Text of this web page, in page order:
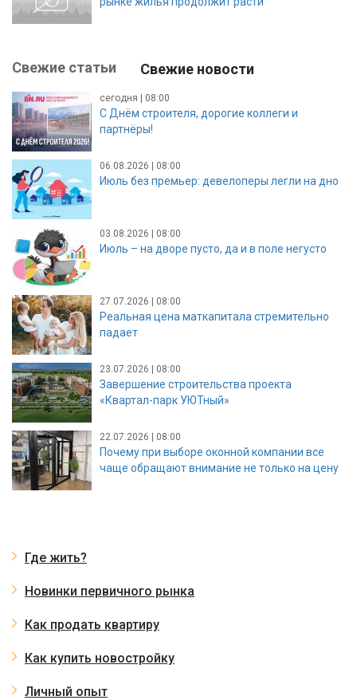
Свежие статьи Свежие новости
сегодня | 08:00
С Днём строителя, дорогие коллеги и
партнёры!
06.08.2026 | 08:00
Июль без премьер: девелоперы легли на дно
03.08.2026 | 08:00
Июль – на дворе пусто, да и в поле негусто
27.07.2026 | 08:00
Реальная цена маткапитала стремительно
падает
23.07.2026 | 08:00
Завершение строительства проекта
«Квартал-парк УЮТный»
22.07.2026 | 08:00
Почему при выборе оконной компании все
чаще обращают внимание не только на цену
Где жить?
Новинки первичного рынка
Как продать квартиру
Как купить новостройку
Личный опыт